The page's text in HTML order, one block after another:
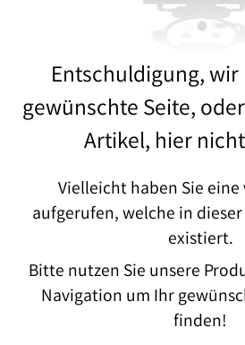
Entschuldigung,
gewünschte Seite,
Artikel, hier
Vielleicht haben Sie eine
aufgerufen, welche in
existiert.
Bitte nutzen Sie unsere
Navigation um Ihr
finden!